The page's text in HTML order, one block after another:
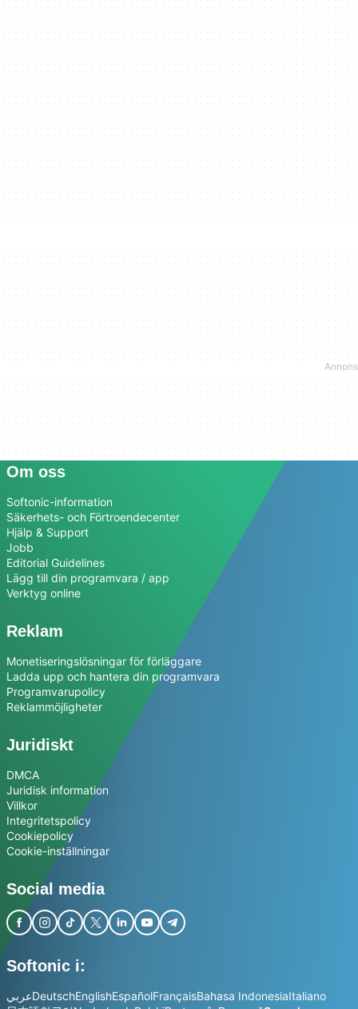
Om oss
Softonic-information
Säkerhets- och Förtroendecenter
Hjälp & Support
Jobb
Editorial Guidelines
Lägg till din programvara / app
Verktyg online
Reklam
Monetiseringslösningar för förläggare
Ladda upp och hantera din programvara
Programvarupolicy
Reklammöjligheter
Juridiskt
DMCA
Juridisk information
Villkor
Integritetspolicy
Cookiepolicy
Cookie-inställningar
Social media
Softonic i:
عربيDeutschEnglishEspañolFrançaisBahasa IndonesiaItaliano